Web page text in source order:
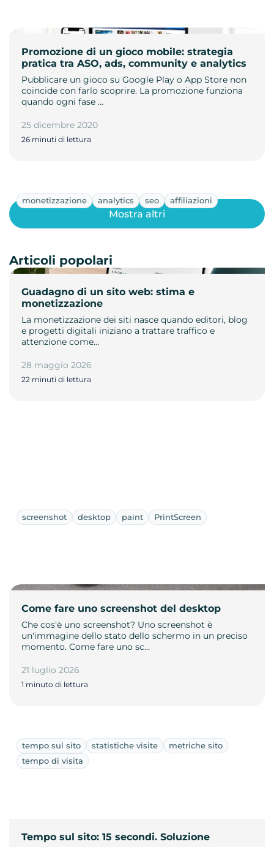
Promozione di un gioco mobile: strategia
pratica tra ASO, ads, community e analytics
Pubblicare un gioco su Google Play o App Store non
coincide con farlo scoprire. La promozione funziona
quando ogni fase …
25 dicembre 2020
26 minuti di lettura
monetizzazione analytics seo affiliazioni
Guadagno di un sito web: stima e
monetizzazione
La monetizzazione dei siti nasce quando editori, blog
e progetti digitali iniziano a trattare traffico e
attenzione come…
28 maggio 2026
22 minuti di lettura
Mostra altri
Articoli popolari
screenshot desktop paint PrintScreen
Come fare uno screenshot del desktop
Che cos'è uno screenshot? Uno screenshot è
un'immagine dello stato dello schermo in un preciso
momento. Come fare uno sc…
21 luglio 2026
1 minuto di lettura
tempo sul sito statistiche visite
metriche sito
tempo di visita
Tempo sul sito: 15 secondi. Soluzione